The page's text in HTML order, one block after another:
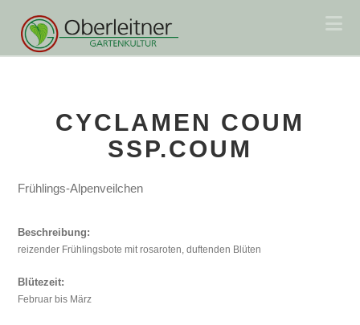
CYCLAMEN COUM
SSP.COUM
Frühlings-Alpenveilchen
Beschreibung:
reizender Frühlingsbote mit rosaroten, duftenden Blüten
Blütezeit:
Februar bis März